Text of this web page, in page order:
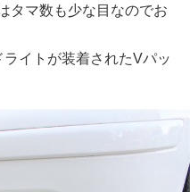
タマ数も少な目なのでお
イトが装着されたVパッ